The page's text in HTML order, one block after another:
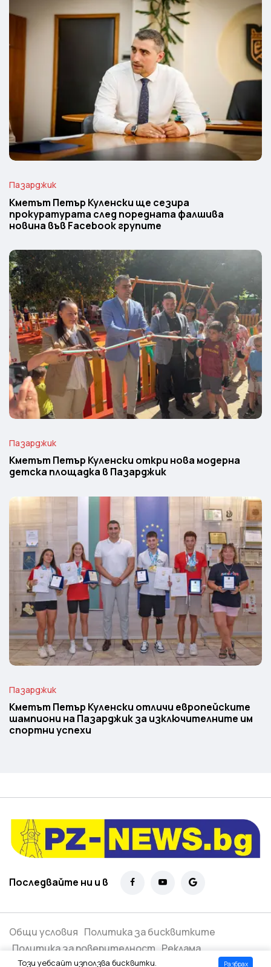
Пазарджик
Кметът Петър Куленски ще сезира
прокуратурата след поредната фалшива
новина във Facebook групите
Пазарджик
Кметът Петър Куленски откри нова модерна
детска площадка в Пазарджик
Пазарджик
Кметът Петър Куленски отличи европейските
шампиони на Пазарджик за изключителните им
спортни успехи
Последвайте ни и в
Общи условия Политика за бисквитките
Политика за поверителност Реклама
Този уебсайт използва бисквитки. Разбрах